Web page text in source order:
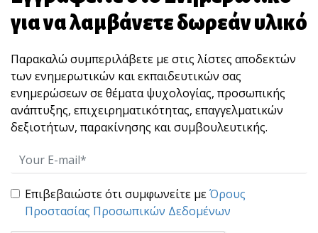
Διάφορα μηνύματα Άκη Αγγελάκη
για να λαμβάνετε δωρεάν υλικό
Παρακαλώ συμπεριλάβετε με στις λίστες αποδεκτών
των ενημερωτικών και εκπαιδευτικών σας
ενημερώσεων σε θέματα ψυχολογίας, προσωπικής
ανάπτυξης, επιχειρηματικότητας, επαγγελματικών
δεξιοτήτων, παρακίνησης και συμβουλευτικής.
Επιβεβαιώστε ότι συμφωνείτε μεΌρους
Προστασίας Προσωπικών Δεδομένων